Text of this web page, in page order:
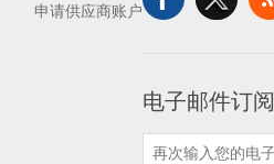
申请供应商账户
电子邮件订阅